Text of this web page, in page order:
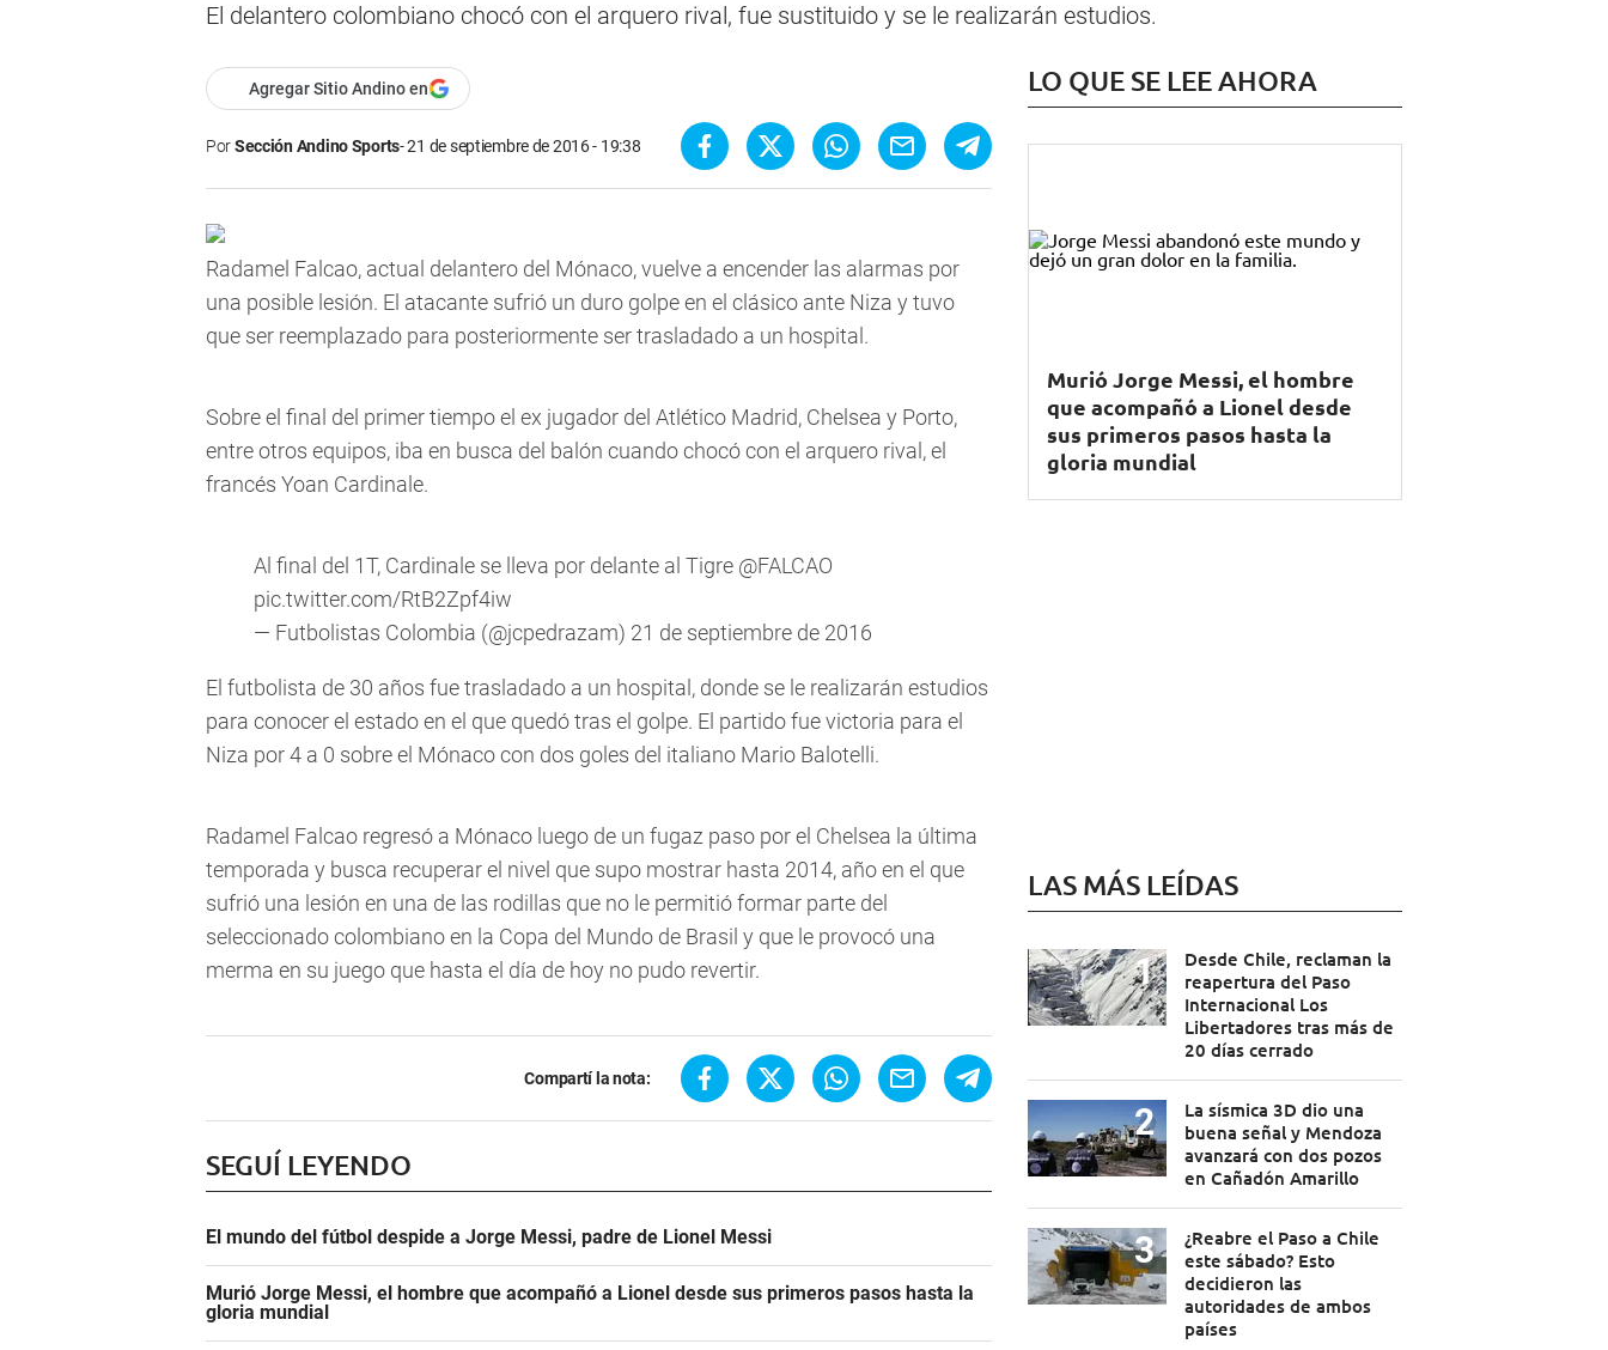
El delantero colombiano chocó con el arquero rival, fue sustituido y se le realizarán estudios.
Agregar Sitio Andino en
PorSección Andino Sports 21 de septiembre de 2016 - 19:38
Radamel Falcao, actual delantero del Mónaco, vuelve a encender las alarmas por
una posible lesión. El atacante sufrió un duro golpe en el clásico ante Niza y tuvo
que ser reemplazado para posteriormente ser trasladado a un hospital.
Sobre el final del primer tiempo el ex jugador del Atlético Madrid, Chelsea y Porto,
entre otros equipos, iba en busca del balón cuando chocó con el arquero rival, el
francés Yoan Cardinale.
Al final del 1T, Cardinale se lleva por delante al Tigre @FALCAO
pic.twitter.com/RtB2Zpf4iw
— Futbolistas Colombia (@jcpedrazam) 21 de septiembre de 2016
El futbolista de 30 años fue trasladado a un hospital, donde se le realizarán estudios
para conocer el estado en el que quedó tras el golpe. El partido fue victoria para el
Niza por 4 a 0 sobre el Mónaco con dos goles del italiano Mario Balotelli.
Radamel Falcao regresó a Mónaco luego de un fugaz paso por el Chelsea la última
temporada y busca recuperar el nivel que supo mostrar hasta 2014, año en el que
sufrió una lesión en una de las rodillas que no le permitió formar parte del
seleccionado colombiano en la Copa del Mundo de Brasil y que le provocó una
merma en su juego que hasta el día de hoy no pudo revertir.
Compartí la nota:
SEGUÍ LEYENDO
El mundo del fútbol despide a Jorge Messi, padre de Lionel Messi
Murió Jorge Messi, el hombre que acompañó a Lionel desde sus primeros pasos hasta la
gloria mundial
LO QUE SE LEE AHORA
Murió Jorge Messi, el hombre
que acompañó a Lionel desde
sus primeros pasos hasta la
gloria mundial
LAS MÁS LEÍDAS
Desde Chile, reclaman la
reapertura del Paso
Internacional Los
Libertadores tras más de
20 días cerrado
La sísmica 3D dio una
buena señal y Mendoza
avanzará con dos pozos
en Cañadón Amarillo
¿Reabre el Paso a Chile
este sábado? Esto
decidieron las
autoridades de ambos
países